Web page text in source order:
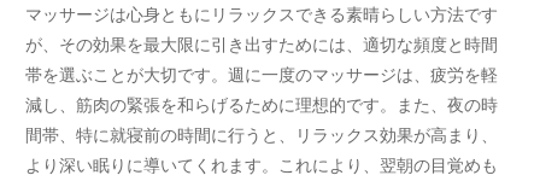
マッサージは心身ともにリラックスできる素晴らしい方法です
が、その効果を最大限に引き出すためには、適切な頻度と時間
帯を選ぶことが大切です。週に一度のマッサージは、疲労を軽
減し、筋肉の緊張を和らげるために理想的です。また、夜の時
間帯、特に就寝前の時間に行うと、リラックス効果が高まり、
より深い眠りに導いてくれます。これにより、翌朝の目覚めも